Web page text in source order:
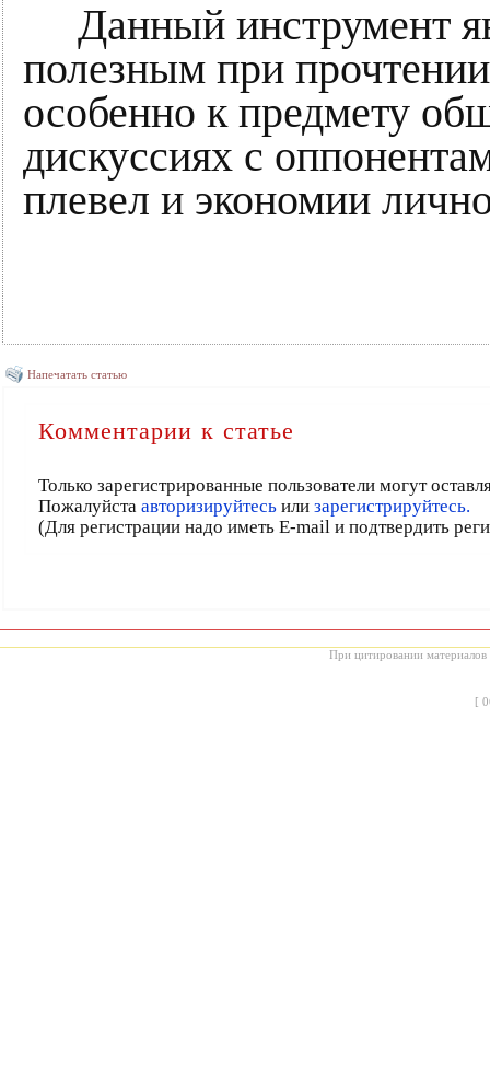
Данный инструмент
полезным при
особенно к предмету
дискуссиях с
плевел и экономии
Напечатать статью
Комментарии к статье
Только зарегистрированные пользователи могут
Пожалуйста авторизируйтесьили зарегистрируйтесь.
(Для регистрации надо иметь E-mail и подтвердить
При цитировании материалов
[